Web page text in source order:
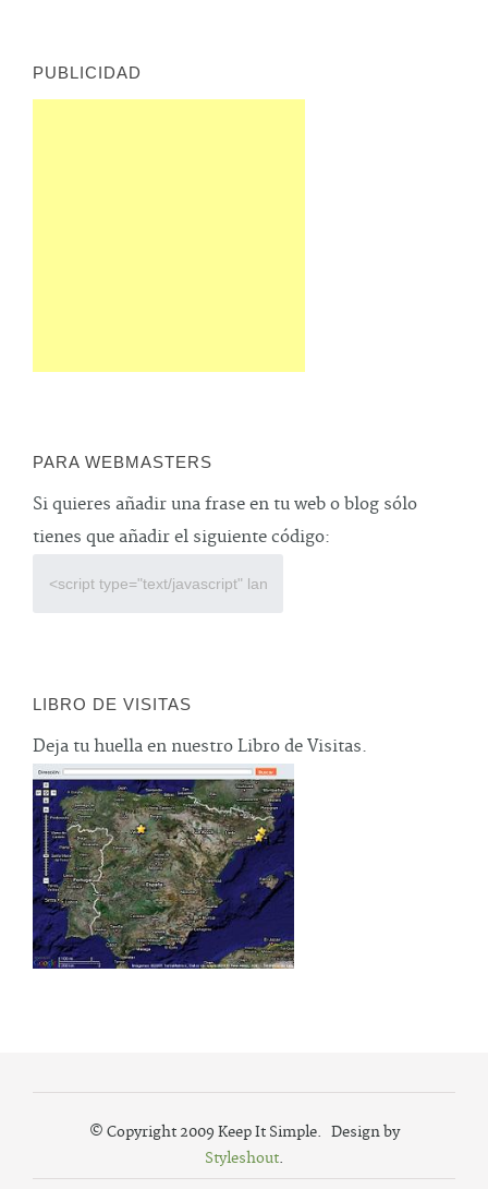
PUBLICIDAD
PARA WEBMASTERS
Si quieres añadir una frase en tu web o blog sólo
tienes que añadir el siguiente código:
LIBRO DE VISITAS
Deja tu huella en nuestro Libro de Visitas.
© Copyright 2009 Keep It Simple. Design by
Styleshout.